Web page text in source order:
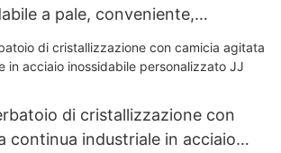
a pale, conveniente,
di trogolo, sistema ad aria
di cristallizzazione con
continua industriale in acciaio